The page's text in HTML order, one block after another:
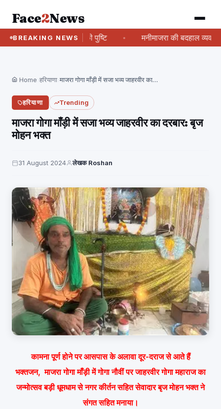
Face2News
BREAKING NEWS
बांग्लादेश लौटने की पुष्टि मनीमाजरा की बदहाल व्यवस्था
Home हरियाणा माजरा गोगा माँड़ी में सजा भव्य जाहरवीर का…
हरियाणा Trending
माजरा गोगा माँड़ी में सजा भव्य जाहरवीर का दरबार: बृज
मोहन भक्त
31 August 2024 लेखक Roshan
कामना पूर्ण होने पर आसपास के अलावा दूर-दराज से आते हैं
भक्तजन, माजरा गोगा माँड़ी में गोगा नौवीं पर जाहरवीर गोगा महाराज का
जन्मोत्सव बड़ी धूमधाम से नगर कीर्तन सहित सेवादार बृज मोहन भक्त ने
संगत सहित मनाया।